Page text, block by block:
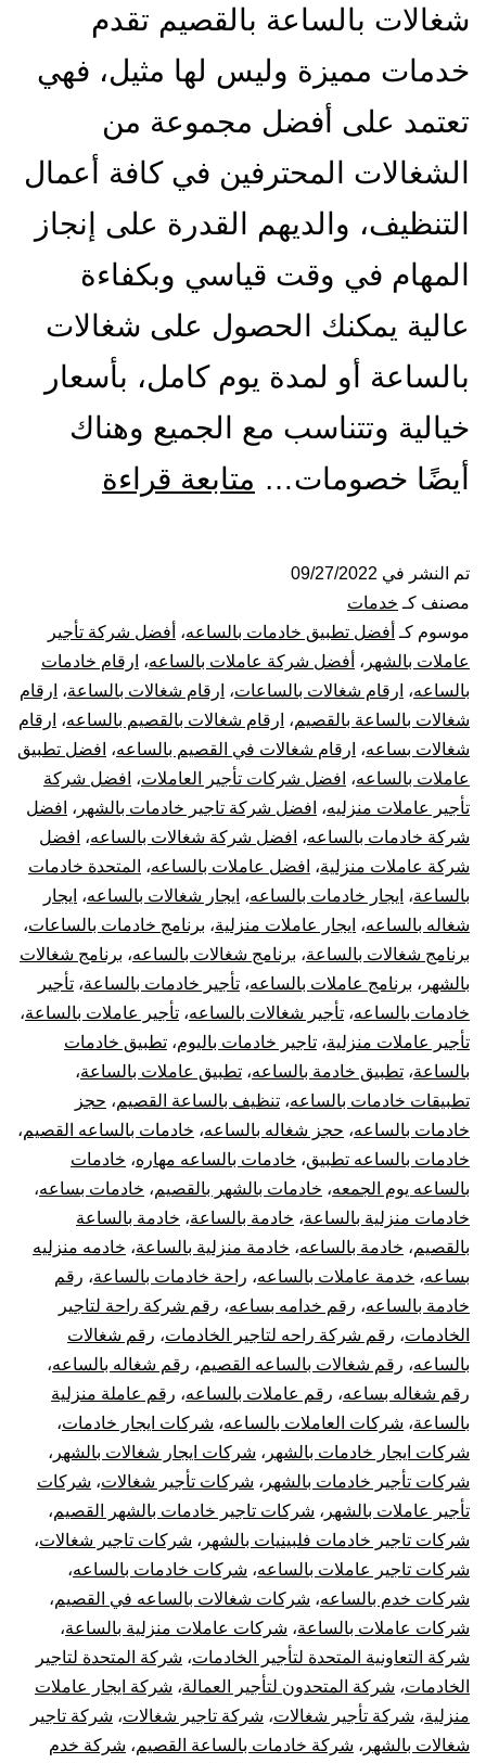
شغالات بالساعة بالقصيم تقدم
خدمات مميزة وليس لها مثيل، فهي
تعتمد على أفضل مجموعة من
الشغالات المحترفين في كافة أعمال
التنظيف، والديهم القدرة على إنجاز
المهام في وقت قياسي وبكفاءة
عالية يمكنك الحصول على شغالات
بالساعة أو لمدة يوم كامل، بأسعار
خيالية وتتناسب مع الجميع وهناك
أيضًا خصومات… متابعة قراءة
بالقصيم
تم النشر في 09/27/2022
مصنف كـ خدمات
موسوم كـ أفضل تطبيق خادمات بالساعه، أفضل شركة تأجير
عاملات بالشهر ، أفضل شركة عاملات بالساعه، ارقام خادمات
بالساعه، ارقام شغالات بالساعات، ارقام شغالات بالساعة، ارقام
شغالات بالساعة بالقصيم، ارقام شغالات بالقصيم بالساعه، ارقام
شغالات بساعه، ارقام شغالات في القصيم بالساعه، افضل تطبيق
عاملات بالساعه، افضل شركات تأجير العاملات، افضل شركة
تأجير عاملات منزليه، افضل شركة تاجير خادمات بالشهر ، افضل
شركة خادمات بالساعه، افضل شركة شغالات بالساعه، افضل
شركة عاملات منزلية، افضل عاملات بالساعه، المتحدة خادمات
بالساعة، ايجار خادمات بالساعه، ايجار شغالات بالساعه، ايجار
شغاله بالساعه، ايجار عاملات منزلية، برنامج خادمات بالساعات،
برنامج شغالات بالساعة، برنامج شغالات بالساعه، برنامج شغالات
بالشهر ، برنامج عاملات بالساعه، تأجير خادمات بالساعة، تأجير
خادمات بالساعه، تأجير شغالات بالساعه، تأجير عاملات بالساعة،
تأجير عاملات منزلية، تاجير خادمات باليوم، تطبيق خادمات
بالساعة، تطبيق خادمة بالساعه، تطبيق عاملات بالساعة،
تطبيقات خادمات بالساعه، تنظيف بالساعة القصيم، حجز
خادمات بالساعه، حجز شغاله بالساعه، خادمات بالساعه القصيم،
خادمات بالساعه تطبيق، خادمات بالساعه مهاره، خادمات
بالساعه يوم الجمعه، خادمات بالشهر بالقصيم، خادمات بساعه،
خادمات منزلية بالساعة، خادمة بالساعة، خادمة بالساعة
بالقصيم، خادمة بالساعه، خادمة منزلية بالساعة، خادمه منزليه
بساعه، خدمة عاملات بالساعه، راحة خادمات بالساعة، رقم
خادمة بالساعه، رقم خدامه بساعه، رقم شركة راحة لتاجير
الخادمات، رقم شركة راحه لتاجير الخادمات، رقم شغالات
بالساعه، رقم شغالات بالساعه القصيم، رقم شغاله بالساعه،
رقم شغاله بساعه، رقم عاملات بالساعه، رقم عاملة منزلية
بالساعة، شركات العاملات بالساعه، شركات ايجار خادمات،
شركات ايجار خادمات بالشهر ، شركات ايجار شغالات بالشهر ،
شركات تأجير خادمات بالشهر ، شركات تأجير شغالات، شركات
تأجير عاملات بالشهر ، شركات تاجير خادمات بالشهر القصيم،
شركات تاجير خادمات فلبينيات بالشهر ، شركات تاجير شغالات،
شركات تاجير عاملات بالساعه، شركات خادمات بالساعه،
شركات خدم بالساعه، شركات شغالات بالساعه في القصيم،
شركات عاملات بالساعة، شركات عاملات منزلية بالساعة،
شركة التعاونية المتحدة لتأجير الخادمات، شركة المتحدة لتاجير
الخادمات، شركة المتحدون لتأجير العمالة، شركة ايجار عاملات
منزلية، شركة تأجير شغالات، شركة تاجير شغالات، شركة تاجير
شغالات بالشهر ، شركة خادمات بالساعة القصيم، شركة خدم